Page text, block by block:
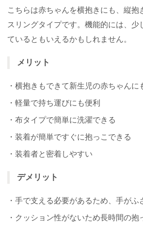
こちらは赤ちゃんを横抱きにも、縦抱
スリングタイプです。機能的には、少
ているともいえるかもしれません。
メリット
・横抱きもできて新生児の赤ちゃんに
・軽量で持ち運びにも便利
・布タイプで簡単に洗濯できる
・装着が簡単ですぐに抱っこできる
・装着者と密着しやすい
デメリット
・手で支える必要があるため、手がふ
・クッション性がないため長時間の抱